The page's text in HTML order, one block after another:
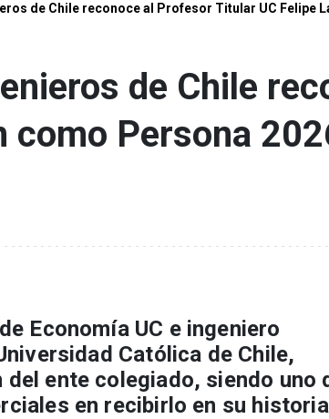
de Chile reconoce al Profesor Titular UC Felipe
de Chile
como Persona
Economía UC e ingeniero
Católica de Chile,
ente colegiado, siendo uno
en recibirlo en su